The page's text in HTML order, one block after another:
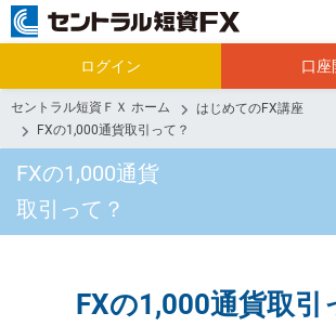
ログイン 口座
セントラル短資ＦＸ ホーム
はじめてのFX講座
FXの1,000通貨取引って？
FXの1,000通貨
取引って？
FXの1,000通貨取引